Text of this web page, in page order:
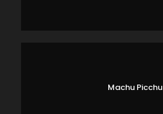
Machu Picchu